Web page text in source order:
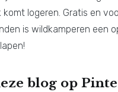
logeren. Gratis en
is wildkamperen een
blog op